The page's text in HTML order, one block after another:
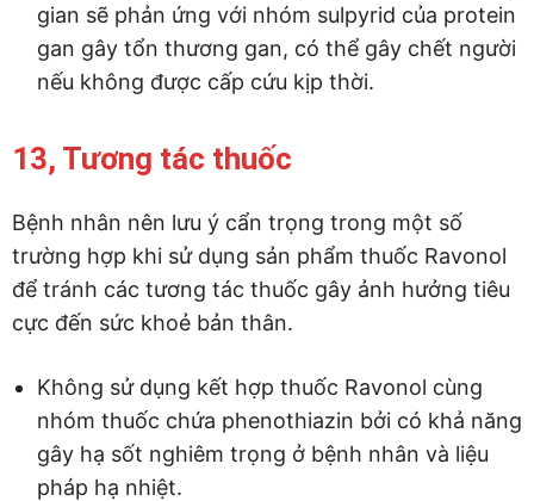
gian sẽ phản ứng với nhóm sulpyrid của protein
gan gây tổn thương gan, có thể gây chết người
nếu không được cấp cứu kịp thời.
13, Tương tác thuốc
Bệnh nhân nên lưu ý cẩn trọng trong một số
trường hợp khi sử dụng sản phẩm thuốc Ravonol
để tránh các tương tác thuốc gây ảnh hưởng tiêu
cực đến sức khoẻ bản thân.
Không sử dụng kết hợp thuốc Ravonol cùng
nhóm thuốc chứa phenothiazin bởi có khả năng
gây hạ sốt nghiêm trọng ở bệnh nhân và liệu
pháp hạ nhiệt.